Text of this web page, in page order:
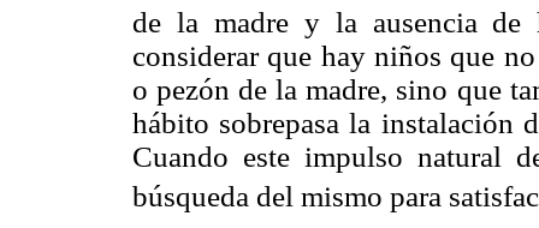
de la madre y la ausencia de
considerar que hay niños que
o pezón de la madre, sino que
hábito sobrepasa la instalación
Cuando este impulso natural
búsqueda del mismo para